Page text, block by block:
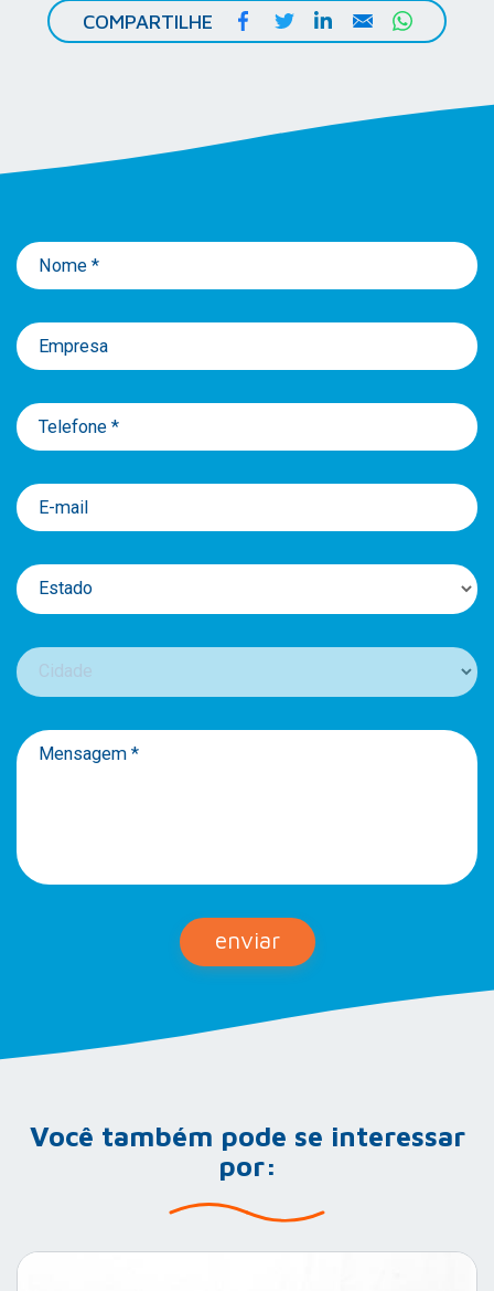
COMPARTILHE FacebookTwitterLinkedIn
Email
Nome *
Empresa
Telefone *
E-mail
Estado
Mensagem *
enviar
Você também pode se interessar
por: